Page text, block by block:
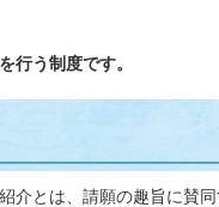
行う制度です。
介とは、請願の趣旨に賛